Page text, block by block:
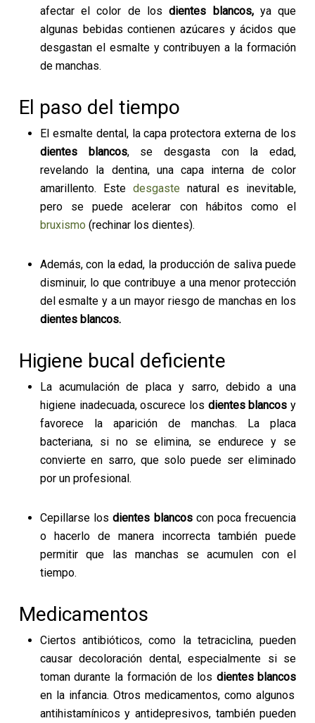
afectar el color de losdientes blancos, ya que
algunas bebidas contienen azúcares y ácidos que
desgastan el esmalte y contribuyen a la formación
de manchas.
El paso del tiempo
El esmalte dental, la capa protectora externa de los
dientes blancos, se desgasta con la edad,
revelando la dentina, una capa interna de color
amarillento. Este desgaste natural es inevitable,
pero se puede acelerar con hábitos como el
bruxismo (rechinar los dientes).
Además, con la edad, la producción de saliva puede
disminuir, lo que contribuye a una menor protección
del esmalte y a un mayor riesgo de manchas en los
dientes blancos.
Higiene bucal deficiente
La acumulación de placa y sarro, debido a una
higiene inadecuada, oscurece los dientes blancos y
favorece la aparición de manchas. La placa
bacteriana, si no se elimina, se endurece y se
convierte en sarro, que solo puede ser eliminado
por un profesional.
Cepillarse losdientes blancos con poca frecuencia
o hacerlo de manera incorrecta también puede
permitir que las manchas se acumulen con el
tiempo.
Medicamentos
Ciertos antibióticos, como la tetraciclina, pueden
causar decoloración dental, especialmente si se
toman durante la formación de los dientes blancos
en la infancia. Otros medicamentos, como algunos
antihistamínicos y antidepresivos, también pueden